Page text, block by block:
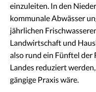
einzuleiten. In den
kommunale Abwässer
jährlichen
Landwirtschaft und
also rund ein Fünftel der
Landes reduziert
gängige Praxis wäre.